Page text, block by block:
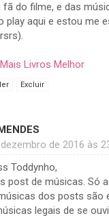
fã do filme, e das
play aqui e estou me
Livros Melhor
Excluir
de 2016 às
Toddynho,
post de músicas. Só
dos posts são
legais de se